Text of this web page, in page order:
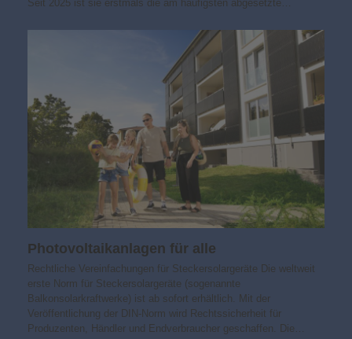
Seit 2025 ist sie erstmals die am häufigsten abgesetzte…
Photovoltaik­­anlagen für alle
Rechtliche Vereinfachungen für Steckersolargeräte Die weltweit
erste Norm für Steckersolargeräte (sogenannte
Balkonsolarkraftwerke) ist ab sofort erhältlich. Mit der
Veröffentlichung der DIN-Norm wird Rechtssicherheit für
Produzenten, Händler und Endverbraucher geschaffen. Die…